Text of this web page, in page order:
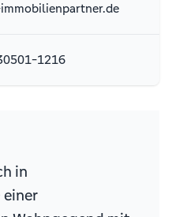
1216
in
einer